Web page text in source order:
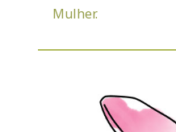
Mulher.